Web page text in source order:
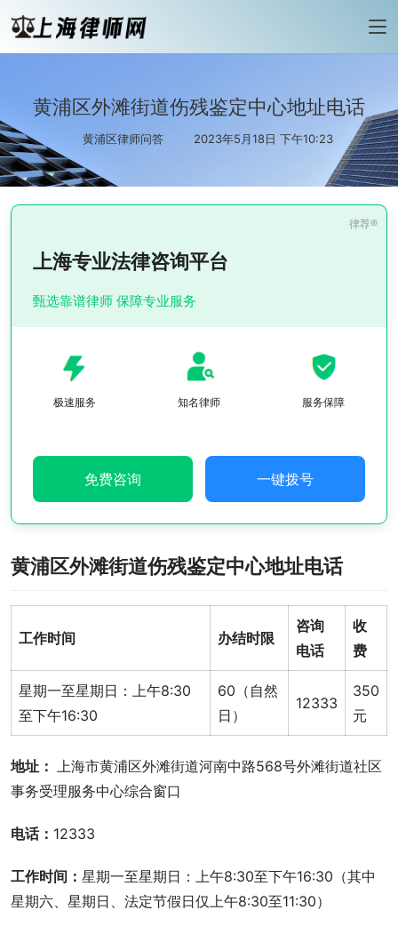
黄浦区外滩街道伤残鉴定中心地址电话
黄浦区律师问答 2023年5月18日 下午10:23
上海专业法律咨询平台
甄选靠谱律师 保障专业服务
极速服务 知名律师 服务保障
免费咨询 一键拨号
黄浦区外滩街道伤残鉴定中心地址电话
工作时间 办结时限
咨询
电话
收
费
星期一至星期日：上午8:30
至下午16:30
60（自然
日）
12333
350
元
地址： 上海市黄浦区外滩街道河南中路568号外滩街道社区
事务受理服务中心综合窗口
电话： 12333
工作时间： 星期一至星期日：上午8:30至下午16:30（其中
星期六、星期日、法定节假日仅上午8:30至11:30）